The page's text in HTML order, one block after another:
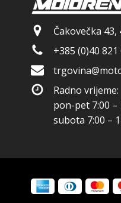
Čakovečka 43,
+385 (0)40 821
Radno vrijeme:
pon-pet 7:00 –
subota 7:00 –